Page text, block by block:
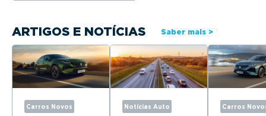
ARTIGOS E NOTÍCIAS Saber mais >
Carros Novos Notícias Auto Carros